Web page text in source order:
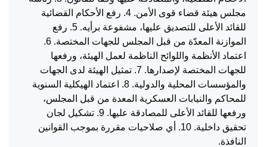
مجلس هيئة قضاء قوى الأمن. 4. رفع الأحكام القضائية
للقائد الأعلى للتصديق عليها، مشفوعة برأيه. 5. رفع
الموازنة المعدّة من قبل المجلس للجهات المختصة. 6.
اعتماد الأنظمة واللوائح الناظمة لعمل الهيئة، ورفعها
للجهات المختصة لإصدارها. 7. تمثيل الهيئة لدى الجهات
والمؤسسات المحلية والدولية. 8. اعتماد الهيكلية السنوية
للمحاكم والنيابات العسكرية المعدة من قبل المجلس،
ورفعها للقائد الأعلى للمصادقة عليها. 9. تشكيل لجان
تحقيق داخلية. 10. أي صلاحيات مقررة بموجب القوانين
النافذة.